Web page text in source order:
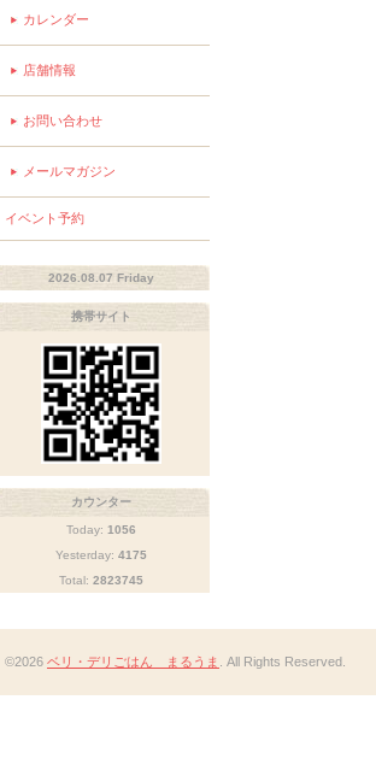
カレンダー
店舗情報
お問い合わせ
メールマガジン
イベント予約
2026.08.07 Friday
携帯サイト
カウンター
Today: 1056
Yesterday: 4175
Total: 2823745
©2026 ベリ・デリごはん まるうま . All Rights Reserved.